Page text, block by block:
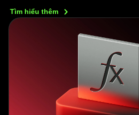
Tìm hiểu thêm